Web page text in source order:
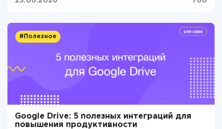
#Полезное
Google Drive: 5 полезных интеграций для
повышения продуктивности